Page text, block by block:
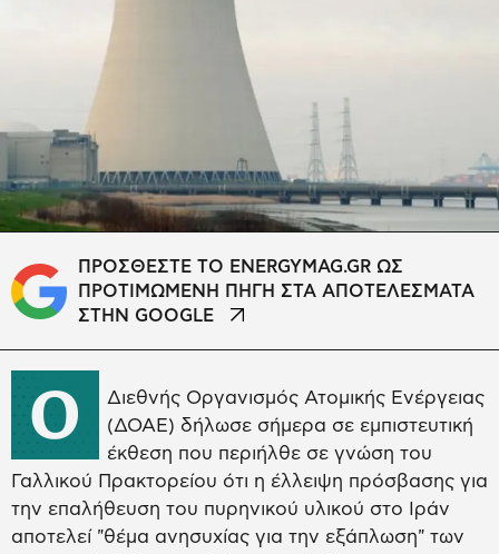
ΠΡΟΣΘΕΣΤΕ ΤΟ ENERGYMAG.GR ΩΣ
ΠΡΟΤΙΜΩΜΕΝΗ ΠΗΓΗ ΣΤΑ ΑΠΟΤΕΛΕΣΜΑΤΑ
ΣΤΗΝ GOOGLE
Ο
Διεθνής Οργανισμός Ατομικής Ενέργειας
(ΔΟΑΕ) δήλωσε σήμερα σε εμπιστευτική
έκθεση που περιήλθε σε γνώση του
Γαλλικού Πρακτορείου ότι η έλλειψη πρόσβασης για
την επαλήθευση του πυρηνικού υλικού στο Ιράν
αποτελεί "θέμα ανησυχίας για την εξάπλωση" των